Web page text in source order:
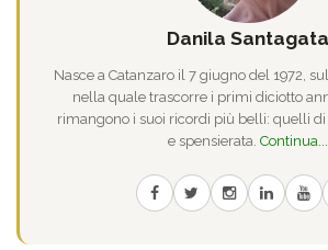
Danila Santagata
Nasce a Catanzaro il 7 giugno del 1972,
nella quale trascorre i primi diciotto
rimangono i suoi ricordi più belli: quelli di
e spensierata. Continua...